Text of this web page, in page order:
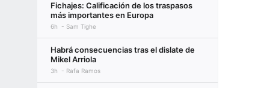
Fichajes: Calificación de los traspasos
más importantes en Europa
6h Sam Tighe
Habrá consecuencias tras el dislate de
Mikel Arriola
3h Rafa Ramos